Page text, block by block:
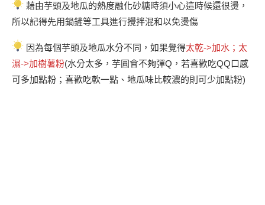
藉由芋頭及地瓜的熱度融化砂糖時須小心這時候還很燙，
所以記得先用鍋鏟等工具進行攪拌混和以免燙傷
因為每個芋頭及地瓜水分不同，如果覺得太乾->加水；太
濕->加樹薯粉(水分太多，芋圓會不夠彈Q，若喜歡吃QQ口感
可多加點粉；喜歡吃軟一點、地瓜味比較濃的則可少加點粉)